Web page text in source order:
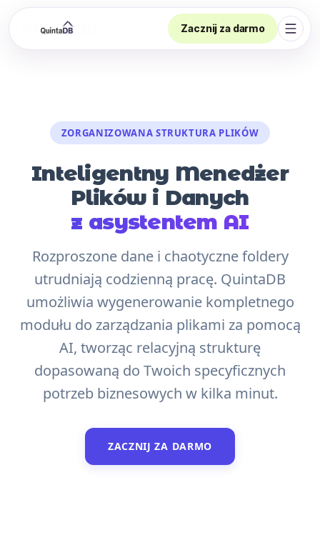
Zacznij za darmo
ZORGANIZOWANA STRUKTURA PLIKÓW
Inteligentny Menedżer
Plików i Danych
z asystentem AI
Rozproszone dane i chaotyczne foldery
utrudniają codzienną pracę. QuintaDB
umożliwia wygenerowanie kompletnego
modułu do zarządzania plikami za pomocą
AI, tworząc relacyjną strukturę
dopasowaną do Twoich specyficznych
potrzeb biznesowych w kilka minut.
ZACZNIJ ZA DARMO